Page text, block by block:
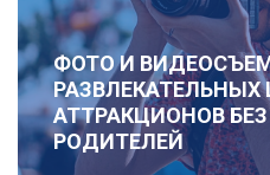
ФОТО И
РАЗВЛЕКАТЕЛЬНЫХ
АТТРАКЦИОНОВ
РОДИТЕЛЕЙ